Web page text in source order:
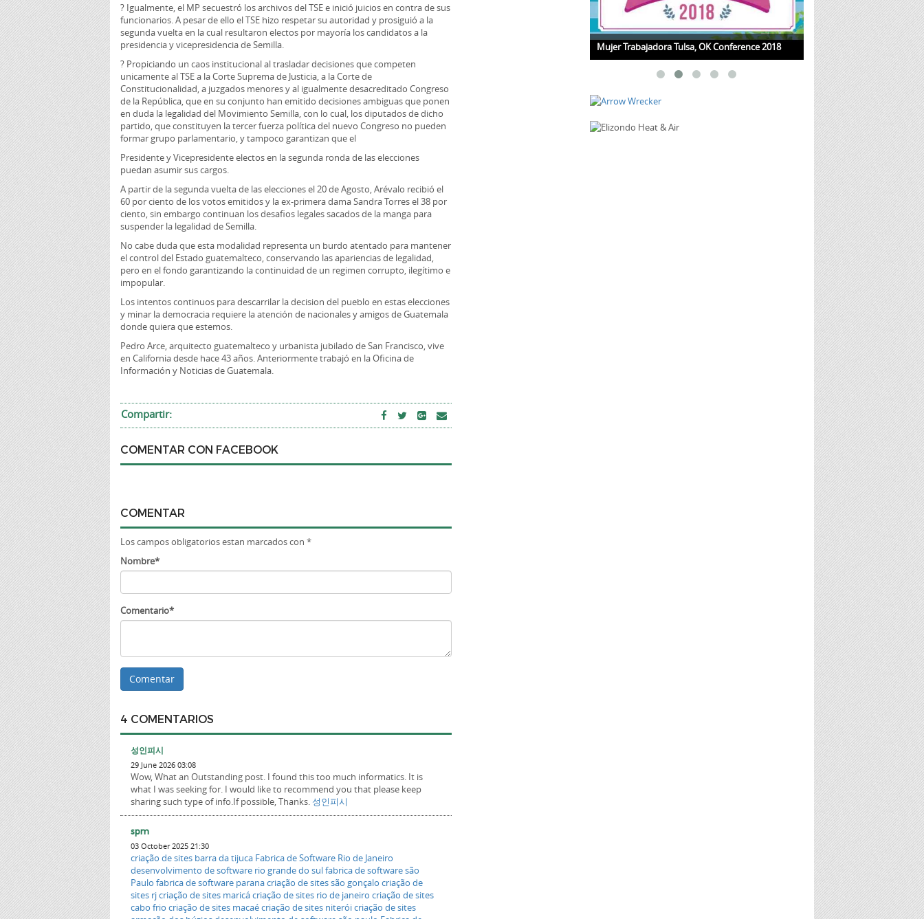
? Igualmente, el MP secuestró los archivos del TSE e inició juicios en contra de sus
funcionarios. A pesar de ello el TSE hizo respetar su autoridad y prosiguió a la
segunda vuelta en la cual resultaron electos por mayoría los candidatos a la
presidencia y vicepresidencia de Semilla.
? Propiciando un caos institucional al trasladar decisiones que competen
unicamente al TSE a la Corte Suprema de Justicia, a la Corte de
Constitucionalidad, a juzgados menores y al igualmente desacreditado Congreso
de la República, que en su conjunto han emitido decisiones ambiguas que ponen
en duda la legalidad del Movimiento Semilla, con lo cual, los diputados de dicho
partido, que constituyen la tercer fuerza política del nuevo Congreso no pueden
formar grupo parlamentario, y tampoco garantizan que el
Presidente y Vicepresidente electos en la segunda ronda de las elecciones
puedan asumir sus cargos.
A partir de la segunda vuelta de las elecciones el 20 de Agosto, Arévalo recibió el
60 por ciento de los votos emitidos y la ex-primera dama Sandra Torres el 38 por
ciento, sin embargo continuan los desafios legales sacados de la manga para
suspender la legalidad de Semilla.
No cabe duda que esta modalidad representa un burdo atentado para mantener
el control del Estado guatemalteco, conservando las apariencias de legalidad,
pero en el fondo garantizando la continuidad de un regimen corrupto, ilegítimo e
impopular.
Los intentos continuos para descarrilar la decision del pueblo en estas elecciones
y minar la democracia requiere la atención de nacionales y amigos de Guatemala
donde quiera que estemos.
Pedro Arce, arquitecto guatemalteco y urbanista jubilado de San Francisco, vive
en California desde hace 43 años. Anteriormente trabajó en la Oficina de
Información y Noticias de Guatemala.
Compartir:
COMENTAR CON FACEBOOK
COMENTAR
Los campos obligatorios estan marcados con *
Nombre*
Comentario*
4 COMENTARIOS
성인피시
29 June 2026 03:08
Wow, What an Outstanding post. I found this too much informatics. It is
what I was seeking for. I would like to recommend you that please keep
sharing such type of info.If possible, Thanks. 성인피시
spm
03 October 2025 21:30
criação de sites barra da tijuca Fabrica de Software Rio de Janeiro
desenvolvimento de software rio grande do sulfabrica de software são
Paulo fabrica de software paranacriação de sites são gonçalo criação de
sites rjcriação de sites maricácriação de sites rio de janeiro criação de sites
cabo frio criação de sites macaécriação de sites niteróicriação de sites
Mujer Trabajadora Tulsa, OK Conference 2018 Jueves de Salud con la Dra.